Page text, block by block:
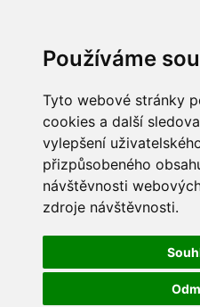
Používáme
Tyto webové stránky
cookies a další
vylepšení
přizpůsobeného
návštěvnosti
zdroje návštěvnosti.